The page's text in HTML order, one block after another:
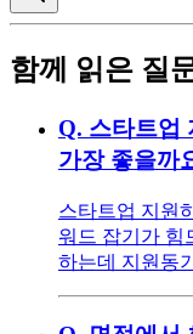
함께 읽은 질
Q. 스타트업
가장 좋을까
스타트업 지원
워드 잡기가 힘
하는데 지원동